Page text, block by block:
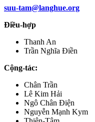
suu-tam@langhue.org
Điều-hợp
Thanh An
Trần Nghĩa Điền
Cộng-tác:
Chân Trần
Lê Kim Hải
Ngô Chân Điện
Nguyễn Mạnh Kym